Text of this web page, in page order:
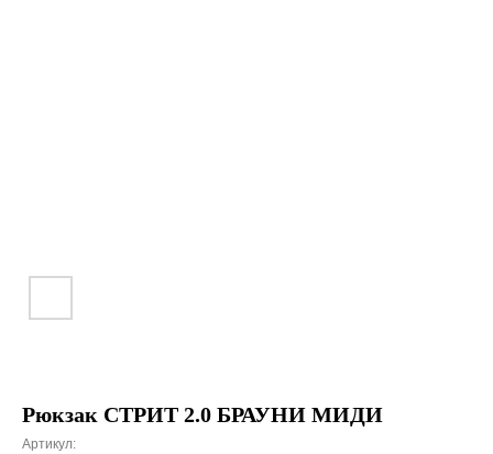
Рюкзак СТРИТ 2.0 БРАУНИ МИДИ
Артикул: